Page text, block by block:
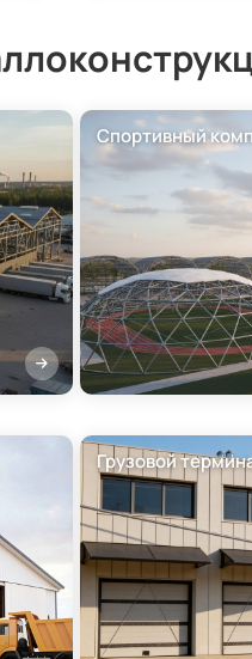
Спортивный
Грузовой